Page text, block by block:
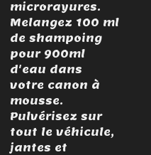
microrayures.
Melangez 100 ml
de shampoing
pour 900ml
d'eau dans
votre canon à
mousse.
Pulvérisez sur
tout le véhicule,
jantes et